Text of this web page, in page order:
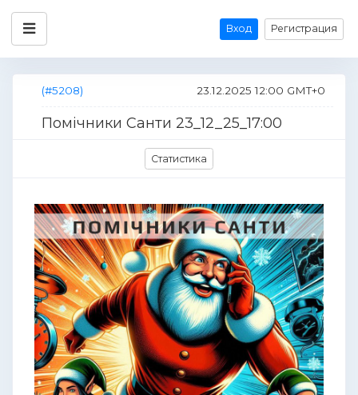
Вход Регистрация
(#5208) 23.12.2025 12:00 GMT+0
Помічники Санти 23_12_25_17:00
Статистика